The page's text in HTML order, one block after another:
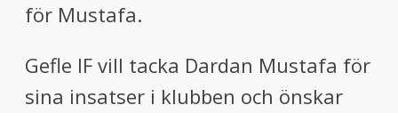
för Mustafa.
Gefle IF vill tacka Dardan Mustafa för
sina insatser i klubben och önskar